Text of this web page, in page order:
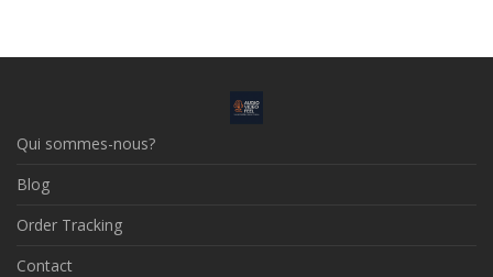
Qui sommes-nous?
Blog
Order Tracking
Contact